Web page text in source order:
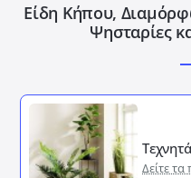
Είδη Κήπου,
Ψησταρίες
Δείτε